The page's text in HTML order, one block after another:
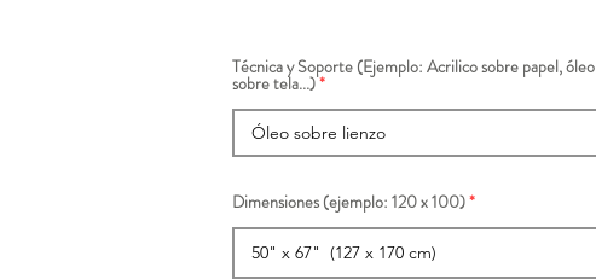
Técnica y Soporte (Ejemplo: Acrilico sobre papel, óleo
sobre tela...)
Dimensiones (ejemplo: 120 x 100)